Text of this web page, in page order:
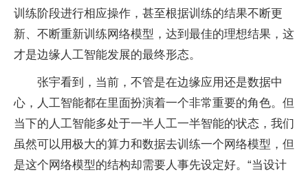
训练阶段进行相应操作，甚至根据训练的结果不断更
新、不断重新训练网络模型，达到最佳的理想结果，这
才是边缘人工智能发展的最终形态。
张宇看到，当前，不管是在边缘应用还是数据中
心，人工智能都在里面扮演着一个非常重要的角色。但
当下的人工智能多处于一半人工一半智能的状态，我们
虽然可以用极大的算力和数据去训练一个网络模型，但
是这个网络模型的结构却需要人事先设定好。“当设计